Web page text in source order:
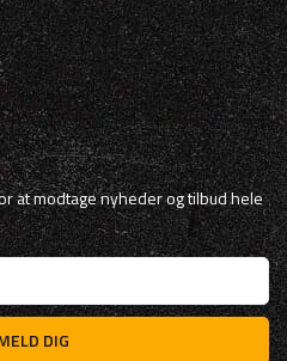
at modtage nyheder og tilbud hele
DIG